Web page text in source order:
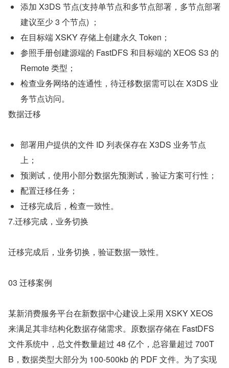
添加 X3DS 节点(支持单节点和多节点部署，多节点部署
建议至少 3 个节点) ；
在目标端 XSKY 存储上创建永久 Token；
参照手册创建源端的 FastDFS 和目标端的 XEOS S3 的
Remote 类型；
检查业务网络的连通性，待迁移数据需可以在 X3DS 业
务节点访问。
数据迁移
部署用户提供的文件 ID 列表保存在 X3DS 业务节点
上；
预测试，使用小部分数据先预测试，验证方案可行性；
配置迁移任务；
迁移完成后，检查一致性。
7.迁移完成，业务切换
迁移完成后，业务切换，验证数据一致性。
03 迁移案例
某新消费服务平台在新数据中心建设上采用 XSKY XEOS
来满足其非结构化数据存储需求。原数据存储在 FastDFS
文件系统中，总文件数量超过 48 亿个，总容量超过 700T
B，数据类型大部分为 100-500kb 的 PDF 文件。为了实现